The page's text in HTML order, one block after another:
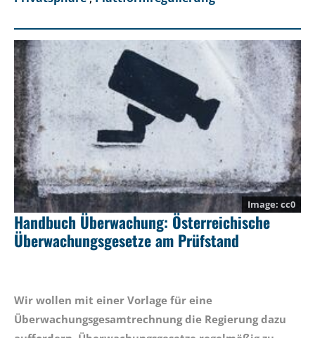
cc0
Handbuch Überwachung: Österreichische
Überwachungsgesetze am Prüfstand
Wir wollen mit einer Vorlage für eine
Überwachungsgesamtrechnung die Regierung dazu